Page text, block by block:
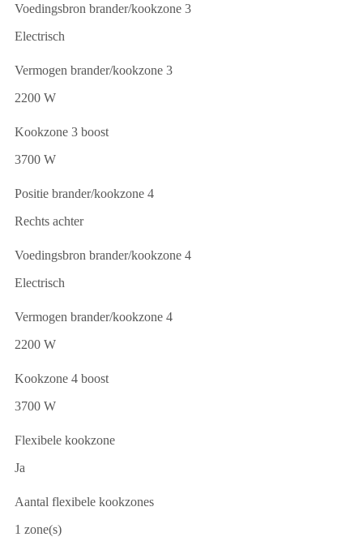
Voedingsbron brander/kookzone 3
Electrisch
Vermogen brander/kookzone 3
2200 W
Kookzone 3 boost
3700 W
Positie brander/kookzone 4
Rechts achter
Voedingsbron brander/kookzone 4
Electrisch
Vermogen brander/kookzone 4
2200 W
Kookzone 4 boost
3700 W
Flexibele kookzone
Ja
Aantal flexibele kookzones
1 zone(s)